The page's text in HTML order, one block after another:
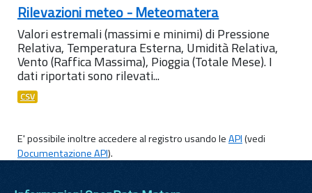
Rilevazioni meteo - Meteomatera
Valori estremali (massimi e minimi) di Pressione
Relativa, Temperatura Esterna, Umidità Relativa,
Vento (Raffica Massima), Pioggia (Totale Mese). I
dati riportati sono rilevati...
CSV
E' possibile inoltre accedere al registro usando leAPI(vedi
Documentazione API).